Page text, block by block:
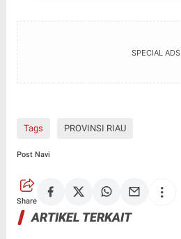
SPECIAL ADS
Tags PROVINSI RIAU
Post Navi
Share
ARTIKEL TERKAIT